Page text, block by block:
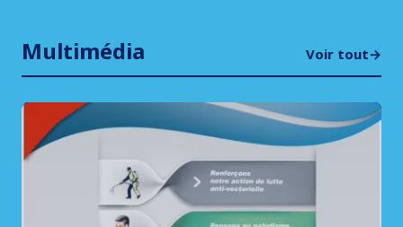
Multimédia Voir tout→